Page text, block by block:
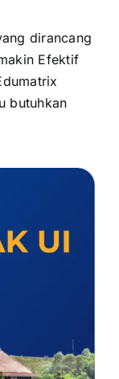
dirancang
Efektif
butuhkan